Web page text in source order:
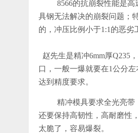
8566的抗崩裂性能是
具钢无法解决的崩裂问题；
的，冲压比例小于1:1的恶劣
赵先生是精冲6mm厚Q235
口，一般一爆就要在1公分
达到精度要求。
精冲模具要求全光亮带
还要保持高韧性，高耐磨性
太脆了，容易爆裂。